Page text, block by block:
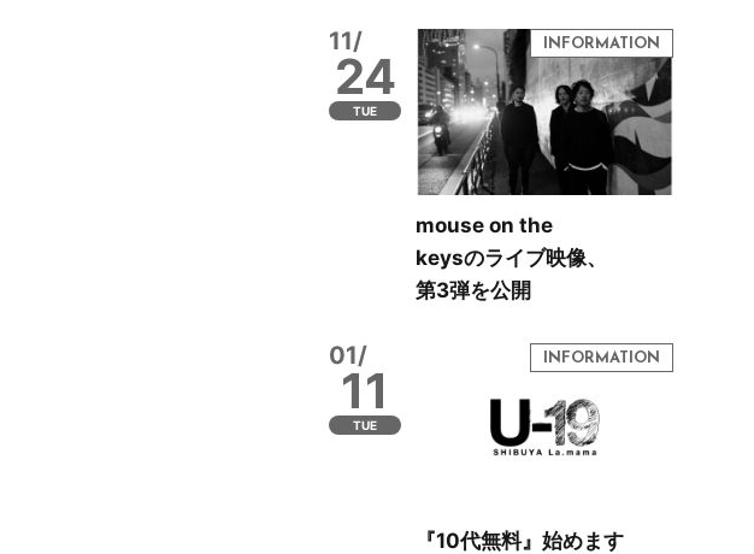
11/
24
TUE
mouse on the
keysのライブ映像、
第3弾を公開
01/
11
TUE
『10代無料』始めます